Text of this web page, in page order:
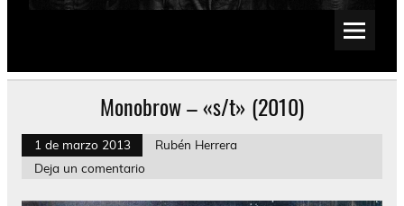
Psychedelic, Stoner, Doom, Sludge, Fuzz, Space, Drone
Monobrow – «s/t» (2010)
1 de marzo 2013
Rubén Herrera
Deja un comentario